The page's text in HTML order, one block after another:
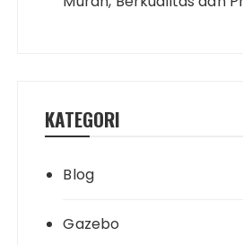
KATEGORI
Blog
Gazebo